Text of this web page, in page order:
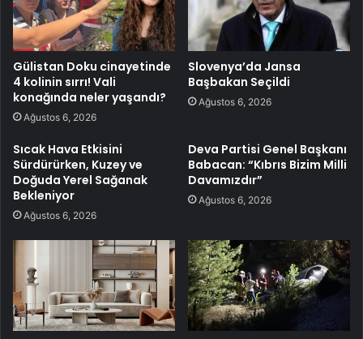
Gülistan Doku cinayetinde
4 kolinin sırrı! Vali
konağında neler yaşandı?
Ağustos 6, 2026
Slovenya’da Jansa
Başbakan Seçildi
Ağustos 6, 2026
Sıcak Hava Etkisini
Sürdürürken, Kuzey ve
Doğuda Yerel Sağanak
Bekleniyor
Ağustos 6, 2026
Deva Partisi Genel Başkanı
Babacan: “Kıbrıs Bizim Milli
Davamızdır”
Ağustos 6, 2026